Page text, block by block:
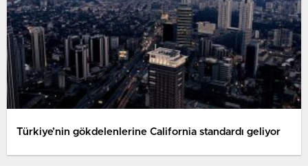
Türkiye’nin gökdelenlerine California standardı geliyor